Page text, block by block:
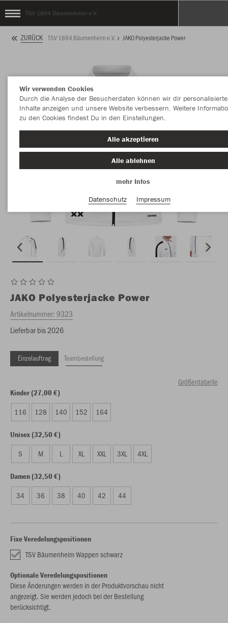
TSV 1894 Bäumenheim e.V.
ZURÜCK TSV 1894 Bäumenheim e.V. JAKO Polyesterjacke Power
JAKO Polyesterjacke Power
Artikelnummer:9323
Lieferbar bis 2026
Einzelauftrag Teambestellung
Größentabelle
Kinder (27,00 €)
116 128 140 152 164
Unisex (32,50 €)
S M L XL XXL 3XL 4XL
Damen (32,50 €)
34 36 38 40 42 44
Fixe Veredelungspositionen
TSV Bäumenheim Wappen schwarz
Optionale Veredelungspositionen
Diese Änderungen werden in der Produktvorschau nicht
angezeigt. Sie werden jedoch bei der Bestellung
berücksichtigt.
Wir verwenden Cookies
Durch die Analyse der Besucherdaten können wir dir personalisierte
Inhalte anzeigen und unsere Website verbessern. Weitere
zu den Cookies findest Du in den Einstellungen.
Alle akzeptieren
Alle ablehnen
mehr Infos
Datenschutz
Impressum